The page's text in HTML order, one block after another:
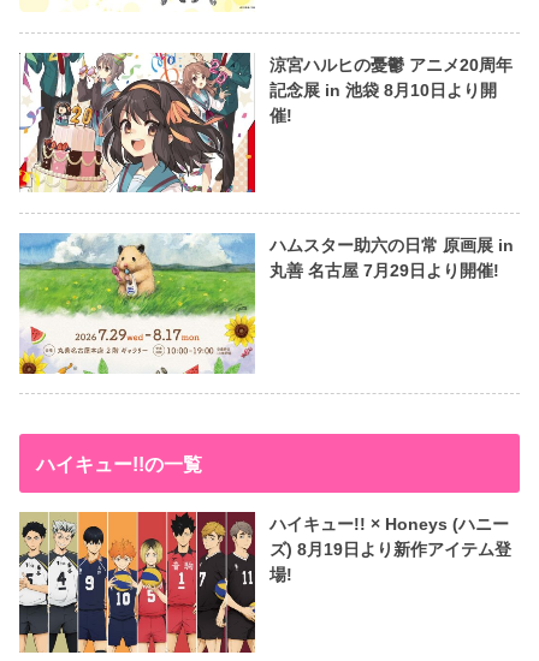
涼宮ハルヒの憂鬱 アニメ20周年
記念展 in 池袋 8月10日より開
催!
ハムスター助六の日常 原画展 in
丸善 名古屋 7月29日より開催!
ハイキュー!!の一覧
ハイキュー!! × Honeys (ハニー
ズ) 8月19日より新作アイテム登
場!